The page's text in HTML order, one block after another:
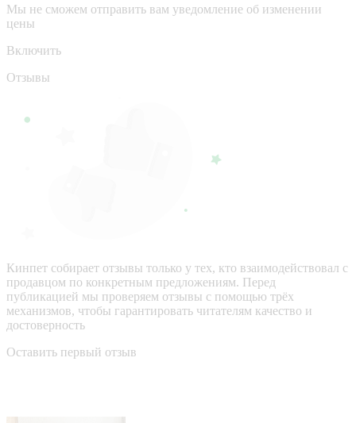
Мы не сможем отправить вам уведомление об изменении
цены
Включить
Отзывы
Кинпет собирает отзывы только у тех, кто взаимодействовал с
продавцом по конкретным предложениям. Перед
публикацией мы проверяем отзывы с помощью трёх
механизмов, чтобы гарантировать читателям качество и
достоверность
Оставить первый отзыв